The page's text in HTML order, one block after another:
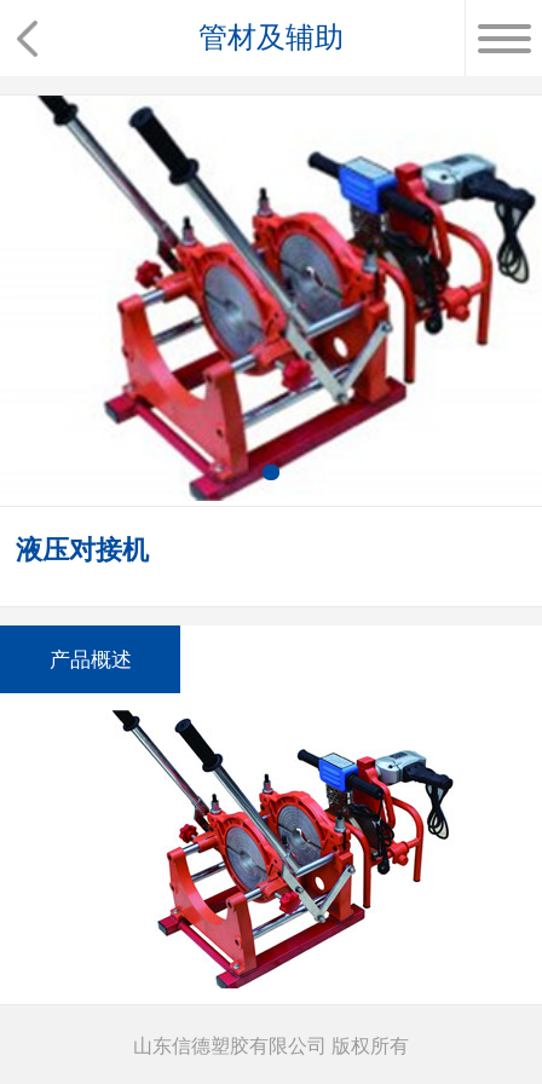
管材及辅助
液压对接机
产品概述
山东信德塑胶有限公司 版权所有